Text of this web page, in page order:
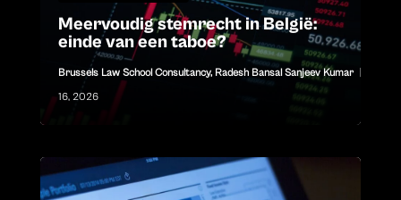
Meervoudig stemrecht in België:
einde van een taboe?
Brussels Law School Consultancy, Radesh Bansal Sanjeev Kumar
16, 2026